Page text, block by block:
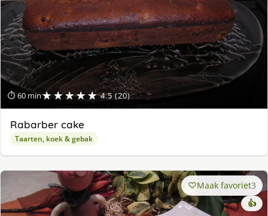
⏱ 60 min★★★★★ 4.5 (20)
Rabarber cake
Taarten, koek & gebak
Maak favoriet3
👍